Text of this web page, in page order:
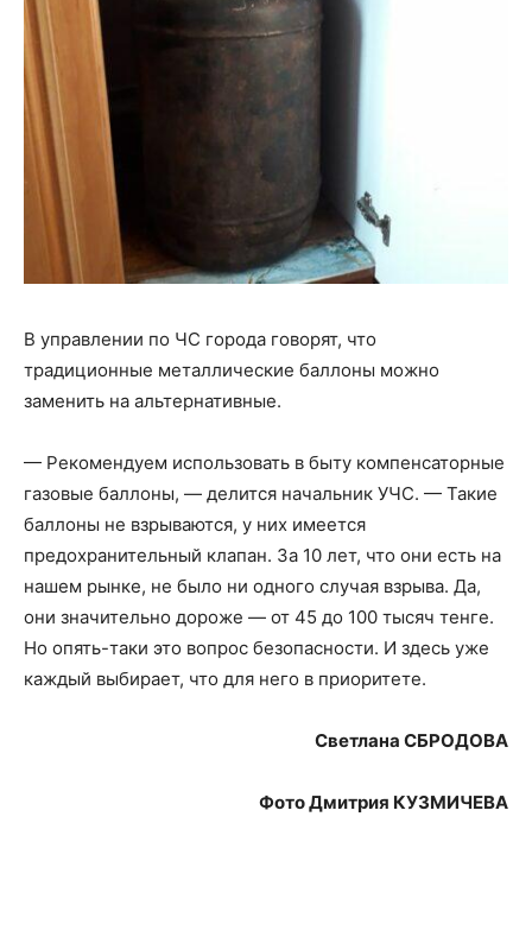
В управлении по ЧС города говорят, что
традиционные металлические баллоны можно
заменить на альтернативные.
— Рекомендуем использовать в быту компенсаторные
газовые баллоны, — делится начальник УЧС. — Такие
баллоны не взрываются, у них имеется
предохранительный клапан. За 10 лет, что они есть на
нашем рынке, не было ни одного случая взрыва. Да,
они значительно дороже — от 45 до 100 тысяч тенге.
Но опять-таки это вопрос безопасности. И здесь уже
каждый выбирает, что для него в приоритете.
Светлана СБРОДОВА
Фото Дмитрия КУЗМИЧЕВА